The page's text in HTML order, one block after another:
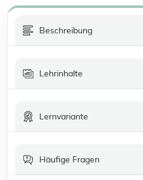
Beschreibung
Lehrinhalte
Lernvariante
Häufige Fragen